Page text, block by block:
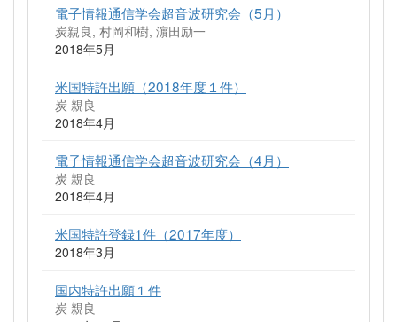
電子情報通信学会超音波研究会（5月）
炭親良, 村岡和樹, 濵田励一
2018年5月
米国特許出願（2018年度１件）
炭 親良
2018年4月
電子情報通信学会超音波研究会（4月）
炭 親良
2018年4月
米国特許登録1件（2017年度）
2018年3月
国内特許出願１件
炭 親良